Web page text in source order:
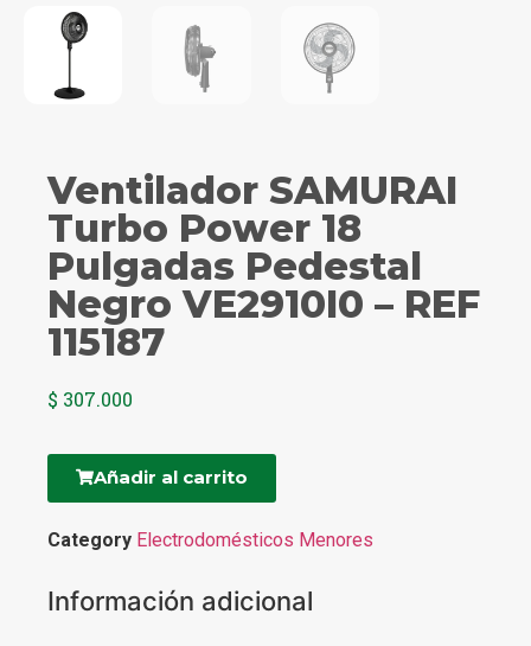
Ventilador SAMURAI
Turbo Power 18
Pulgadas Pedestal
Negro VE2910I0 – REF
115187
$ 307.000
Añadir al carrito
Category Electrodomésticos Menores
Información adicional